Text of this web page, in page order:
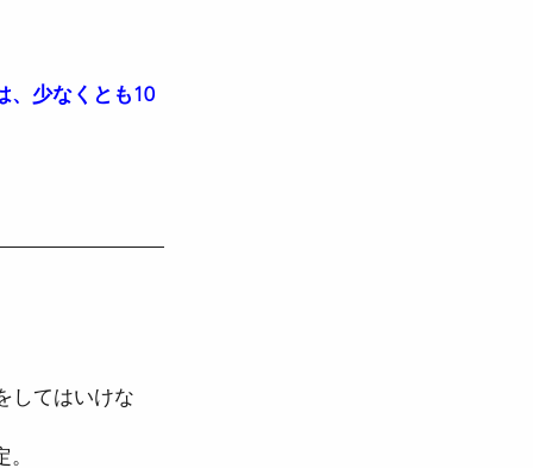
、少なくとも10
してはいけな